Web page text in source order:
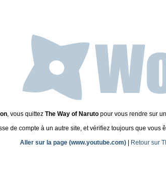
, vous quittez The Way of Narutopour vous rendre sur
de compte à un autre site, et vérifiez toujours que
Aller sur la page (www.youtube.com)
Retour sur